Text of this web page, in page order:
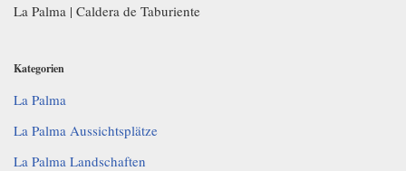
La Palma | Caldera de Taburiente
Kategorien
La Palma
La Palma Aussichtsplätze
La Palma Landschaften